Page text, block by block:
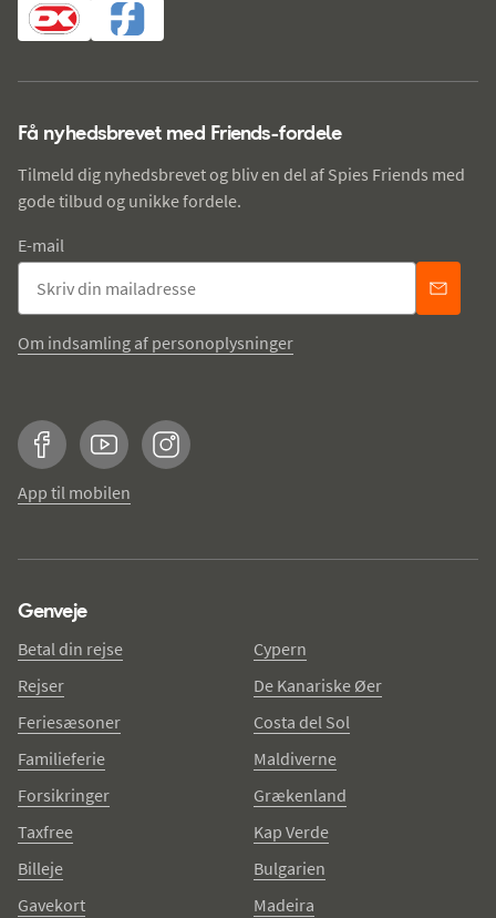
Få nyhedsbrevet med Friends-fordele
Tilmeld dig nyhedsbrevet og bliv en del af Spies Friends med
gode tilbud og unikke fordele.
E-mail
Om indsamling af personoplysninger
FacebookYouTubeInstagram
App til mobilen
Genveje
Betal din rejse
Rejser
Feriesæsoner
Familieferie
Forsikringer
Taxfree
Billeje
Gavekort
Cypern
De Kanariske Øer
Costa del Sol
Maldiverne
Grækenland
Kap Verde
Bulgarien
Madeira